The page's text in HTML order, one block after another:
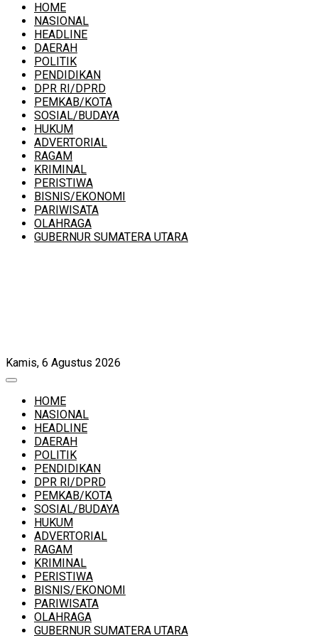
HOME
NASIONAL
HEADLINE
DAERAH
POLITIK
PENDIDIKAN
DPR RI/DPRD
PEMKAB/KOTA
SOSIAL/BUDAYA
HUKUM
ADVERTORIAL
RAGAM
KRIMINAL
PERISTIWA
BISNIS/EKONOMI
PARIWISATA
OLAHRAGA
GUBERNUR SUMATERA UTARA
Kamis, 6 Agustus 2026
HOME
NASIONAL
HEADLINE
DAERAH
POLITIK
PENDIDIKAN
DPR RI/DPRD
PEMKAB/KOTA
SOSIAL/BUDAYA
HUKUM
ADVERTORIAL
RAGAM
KRIMINAL
PERISTIWA
BISNIS/EKONOMI
PARIWISATA
OLAHRAGA
GUBERNUR SUMATERA UTARA